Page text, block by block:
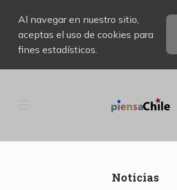
Al navegar en nuestro sitio,
aceptas el uso de cookies para
fines estadísticos.
Noticias